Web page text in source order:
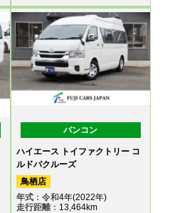
バンコン
ハイエース トイファクトリー コ
ルドバクルーズ
鳥栖店
年式：令和4年(2022年)
走行距離：13,464km